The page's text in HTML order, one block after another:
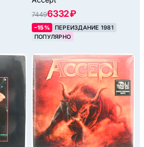
74496332 ₽
–15%
ПЕРЕИЗДАНИЕ 1981
ПОПУЛЯРНО